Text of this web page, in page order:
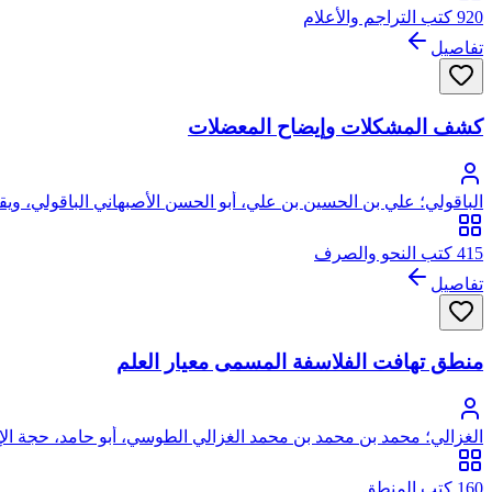
920 كتب التراجم والأعلام
تفاصيل
كشف المشكلات وإيضاح المعضلات
الباقولي؛ علي بن الحسين بن علي، أبو الحسن الأصبهاني الباقولي،
415 كتب النحو والصرف
تفاصيل
منطق تهافت الفلاسفة المسمى معيار العلم
الغزالي؛ محمد بن محمد بن محمد الغزالي الطوسي، أبو حامد، حجة